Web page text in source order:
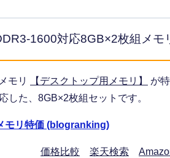
1600対応8GB×2枚組メモ
モリ 【デスクトップ用メモリ】
が
した、8GB×2枚組セットです。
モリ特価 (blogranking)
価格比較 楽天検索